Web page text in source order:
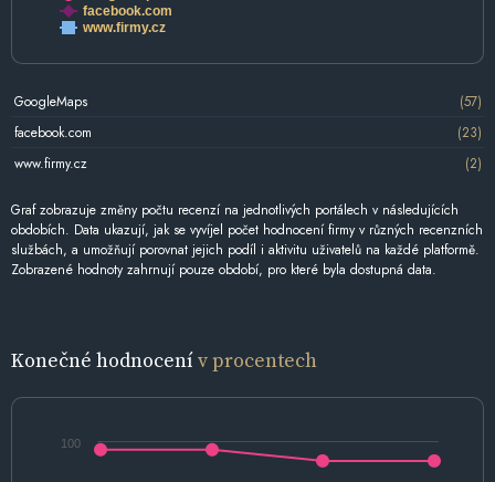
facebook.com
www.firmy.cz
GoogleMaps
(57)
facebook.com
(23)
www.firmy.cz
(2)
Graf zobrazuje změny počtu recenzí na jednotlivých portálech v následujících
obdobích. Data ukazují, jak se vyvíjel počet hodnocení firmy v různých recenzních
službách, a umožňují porovnat jejich podíl i aktivitu uživatelů na každé platformě.
Zobrazené hodnoty zahrnují pouze období, pro které byla dostupná data.
Konečné hodnocenív procentech
100